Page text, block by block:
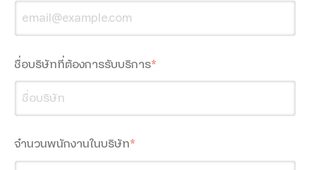
Workspace for Education
5G FWA
True Gigatex Fiber
ชื่อบริษัทที่ต้องการรับบริการ*
จำนวนพนักงานในบริษัท*